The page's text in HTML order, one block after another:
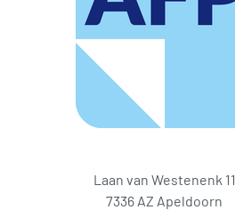
Laan van Westenenk 11
7336 AZ Apeldoorn